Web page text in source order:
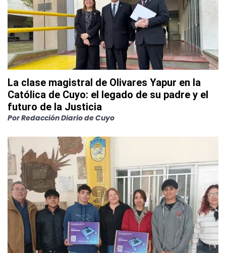
La clase magistral de Olivares Yapur en la
Católica de Cuyo: el legado de su padre y el
futuro de la Justicia
PorRedacción Diario de Cuyo